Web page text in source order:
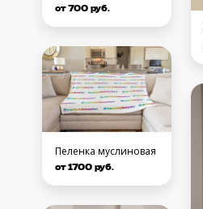
от 700 руб.
Пеленка муслиновая
от 1700 руб.